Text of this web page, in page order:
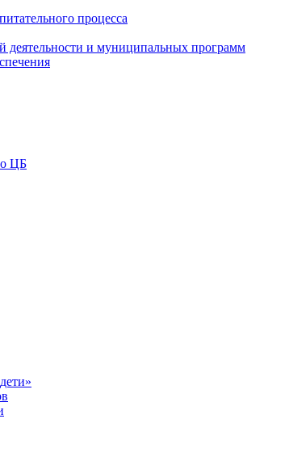
процесса
деятельности и муниципальных программ
ЦБ